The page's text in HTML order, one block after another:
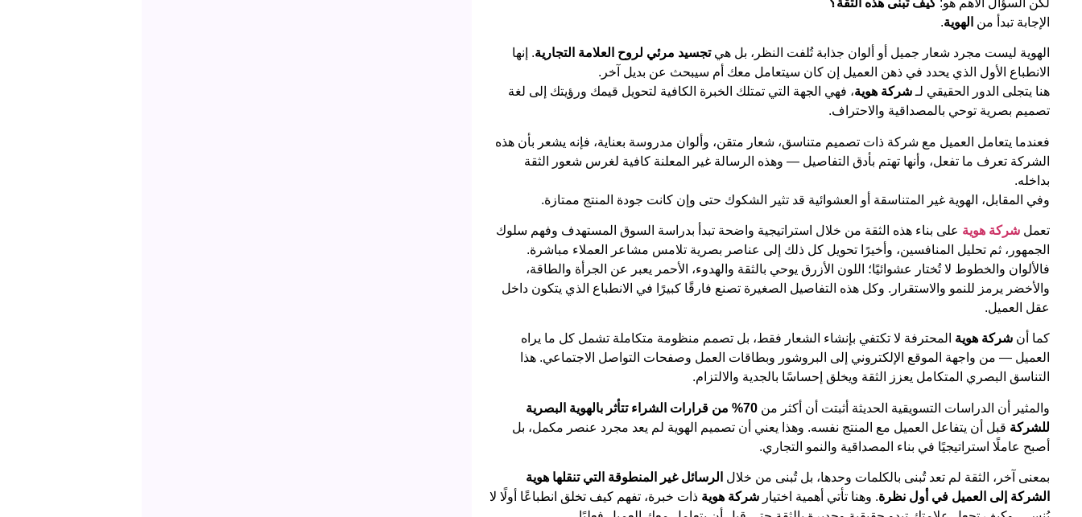
الإجابة تبدأ من الهوية.
الهوية ليست مجرد شعار جميل أو ألوان جذابة تُلفت النظر، بل هيتجسيد مرئي لروح العلامة التجارية. إنها
الانطباع الأول الذي يحدد في ذهن العميل إن كان سيتعامل معك أم سيبحث عن بديل آخر.
هنا يتجلى الدور الحقيقي لـ شركة هوية، فهي الجهة التي تمتلك الخبرة الكافية لتحويل قيمك ورؤيتك إلى لغة
تصميم بصرية توحي بالمصداقية والاحتراف.
فعندما يتعامل العميل مع شركة ذات تصميم متناسق، شعار متقن، وألوان مدروسة بعناية، فإنه يشعر بأن هذه
الشركة تعرف ما تفعل، وأنها تهتم بأدق التفاصيل — وهذه الرسالة غير المعلنة كافية لغرس شعور الثقة
بداخله.
وفي المقابل، الهوية غير المتناسقة أو العشوائية قد تثير الشكوك حتى وإن كانت جودة المنتج ممتازة.
تعمل شركة هوية على بناء هذه الثقة من خلال استراتيجية واضحة تبدأ بدراسة السوق المستهدف وفهم سلوك
الجمهور، ثم تحليل المنافسين، وأخيرًا تحويل كل ذلك إلى عناصر بصرية تلامس مشاعر العملاء مباشرة.
فالألوان والخطوط لا تُختار عشوائيًا؛ اللون الأزرق يوحي بالثقة والهدوء، الأحمر يعبر عن الجرأة والطاقة،
والأخضر يرمز للنمو والاستقرار. وكل هذه التفاصيل الصغيرة تصنع فارقًا كبيرًا في الانطباع الذي يتكون داخل
عقل العميل.
كما أن شركة هوية المحترفة لا تكتفي بإنشاء الشعار فقط، بل تصمم منظومة متكاملة تشمل كل ما يراه
العميل — من واجهة الموقع الإلكتروني إلى البروشور وبطاقات العمل وصفحات التواصل الاجتماعي. هذا
التناسق البصري المتكامل يعزز الثقة ويخلق إحساسًا بالجدية والالتزام.
والمثير أن الدراسات التسويقية الحديثة أثبتت أن أكثر من
70% من قرارات الشراء تتأثر بالهوية البصرية
للشركة قبل أن يتفاعل العميل مع المنتج نفسه. وهذا يعني أن تصميم الهوية لم يعد مجرد عنصر مكمل، بل
أصبح عاملًا استراتيجيًا في بناء المصداقية والنمو التجاري.
بمعنى آخر، الثقة لم تعد تُبنى بالكلمات وحدها، بل تُبنى من خلال الرسائل غير المنطوقة التي تنقلها هوية
الشركة إلى العميل في أول نظرة. وهنا تأتي أهمية اختيار شركة هوية ذات خبرة، تفهم كيف تخلق انطباعًا أولًا لا